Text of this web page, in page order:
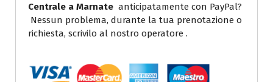
Centrale a Marnate anticipatamente con PayPal?
Nessun problema, durante la tua prenotazione o
richiesta, scrivilo al nostro operatore .